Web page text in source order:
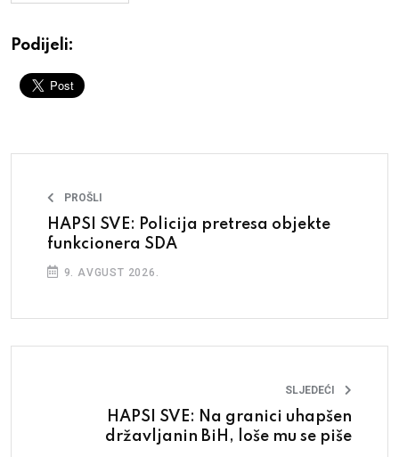
Podijeli:
PROŠLI
HAPSI SVE: Policija pretresa objekte
funkcionera SDA
9. AVGUST 2026.
SLJEDEĆI
HAPSI SVE: Na granici uhapšen
državljanin BiH, loše mu se piše